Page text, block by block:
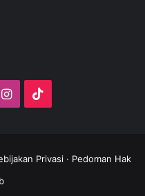
Instagram
Privasi · Pedoman Hak